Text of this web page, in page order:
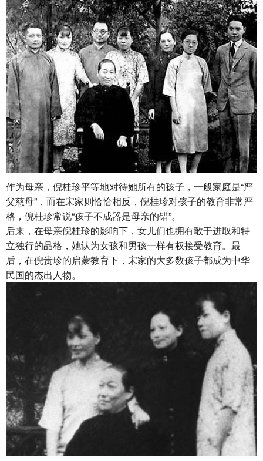
作为母亲，倪桂珍平等地对待她所有的孩子，一般家庭是“严
父慈母”，而在宋家则恰恰相反，倪桂珍对孩子的教育非常严
格，倪桂珍常说“孩子不成器是母亲的错”。
后来，在母亲倪桂珍的影响下，女儿们也拥有敢于进取和特
立独行的品格，她认为女孩和男孩一样有权接受教育。最
后，在倪贵珍的启蒙教育下，宋家的大多数孩子都成为中华
民国的杰出人物。